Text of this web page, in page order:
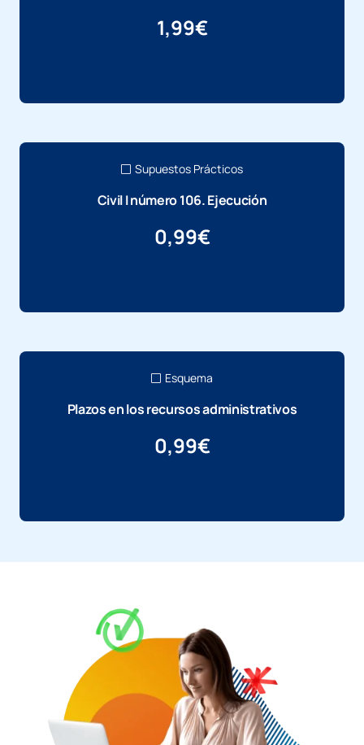
1,99€
Supuestos Prácticos
Civil I número 106. Ejecución
0,99€
Esquema
Plazos en los recursos administrativos
0,99€